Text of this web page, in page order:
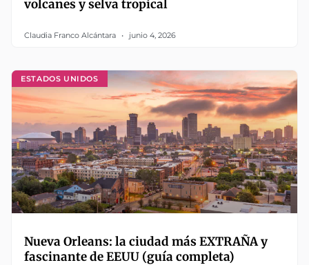
volcanes y selva tropical
Claudia Franco Alcántara junio 4, 2026
ESTADOS UNIDOS
Nueva Orleans: la ciudad más EXTRAÑA y
fascinante de EEUU (guía completa)